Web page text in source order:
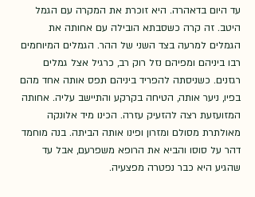
עד היום בדאהרה. היא זוכרת את המקרה עם הגמל
היטב. זה קרה כשסבתא הובילה עם אחותה את
הגמלים למרעה בצד השני של ההר. הגמלים המיוחמים
רבו ביניהם ומפיהם נזל רוק רב, כרגיל אצל גמלים
רגזנים. כשניסתה להפריד ביניהם תפס אותה אחד מהם
בפיו, ניער אותה, הטיחה בקרקע והתיישב עליה. אחותה
המזועזעת רצה להזעיק עזרה. הכינו מיד אלונקה
מאולתרת מסולם ומזרון ופינו אותה הביתה. בנה מוחמד
דהר על סוסו והביא את הרופא משפרעם, אבל עד
שהגיע היא כבר נפטרה מפצעיה.